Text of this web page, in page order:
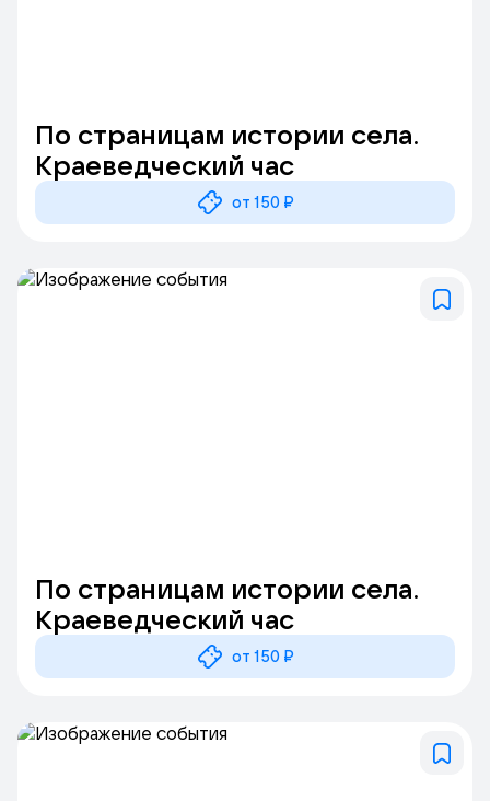
По страницам истории села.
Краеведческий час
от 150 ₽
По страницам истории села.
Краеведческий час
от 150 ₽